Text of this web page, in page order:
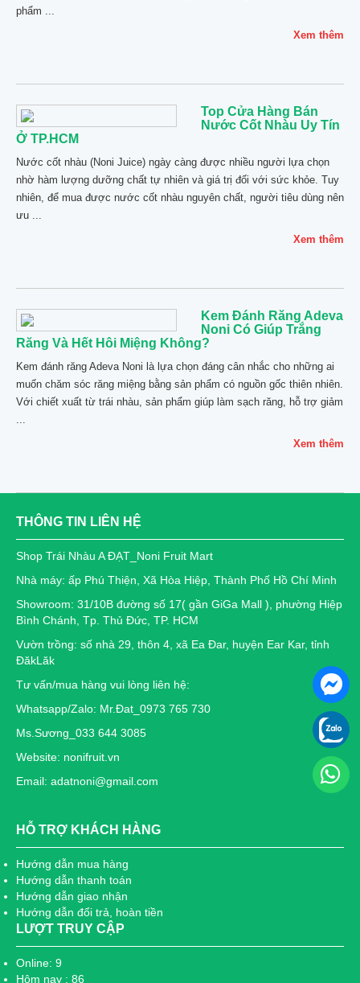
phẩm ...
Xem thêm
Top Cửa Hàng Bán
Nước Cốt Nhàu Uy Tín
Ở TP.HCM
Nước cốt nhàu (Noni Juice) ngày càng được nhiều người lựa chọn
nhờ hàm lượng dưỡng chất tự nhiên và giá trị đối với sức khỏe. Tuy
nhiên, để mua được nước cốt nhàu nguyên chất, người tiêu dùng nên
ưu ...
Xem thêm
Kem Đánh Răng Adeva
Noni Có Giúp Trắng
Răng Và Hết Hôi Miệng Không?
Kem đánh răng Adeva Noni là lựa chọn đáng cân nhắc cho những ai
muốn chăm sóc răng miệng bằng sản phẩm có nguồn gốc thiên nhiên.
Với chiết xuất từ trái nhàu, sản phẩm giúp làm sạch răng, hỗ trợ giảm
...
Xem thêm
THÔNG TIN LIÊN HỆ
Shop Trái Nhàu A ĐẠT_Noni Fruit Mart
Nhà máy: ấp Phú Thiện, Xã Hòa Hiệp, Thành Phố Hồ Chí Minh
Showroom: 31/10B đường số 17( gần GiGa Mall ), phường Hiệp
Bình Chánh, Tp. Thủ Đức, TP. HCM
Vườn trồng: số nhà 29, thôn 4, xã Ea Đar, huyện Ear Kar, tỉnh
ĐăkLăk
Tư vấn/mua hàng vui lòng liên hệ:
Whatsapp/Zalo: Mr.Đat_0973 765 730
Ms.Sương_033 644 3085
Website: nonifruit.vn
Email: adatnoni@gmail.com
HỖ TRỢ KHÁCH HÀNG
Hướng dẫn mua hàng
Hướng dẫn thanh toán
Hướng dẫn giao nhận
Hướng dẫn đổi trả, hoàn tiền
LƯỢT TRUY CẬP
Online: 9
Hôm nay : 86